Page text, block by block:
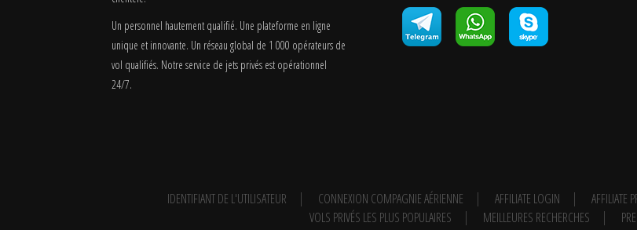
Un personnel hautement qualifié. Une plateforme en ligne
unique et innovante. Un réseau global de 1 000 opérateurs de
vol qualifiés. Notre service de jets privés est opérationnel
24/7.
IDENTIFIANT DE L'UTILISATEUR CONNEXION COMPAGNIE AÉRIENNE AFFILIATE LOGIN AFFILIATE
VOLS PRIVÉS LES PLUS POPULAIRES
MEILLEURES RECHERCHES